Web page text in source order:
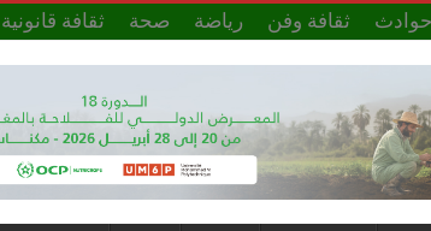
حوادث ثقافة وفن رياضة صحة ثقافة قانونية